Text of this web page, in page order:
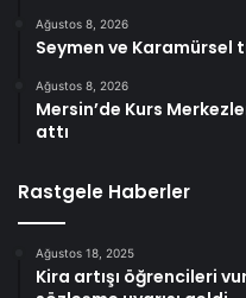
Ağustos 8, 2026
Seymen ve
Ağustos 8, 2026
Mersin’de Kurs
attı
Rastgele Haberler
Ağustos 18, 2025
Kira artışı öğrencileri